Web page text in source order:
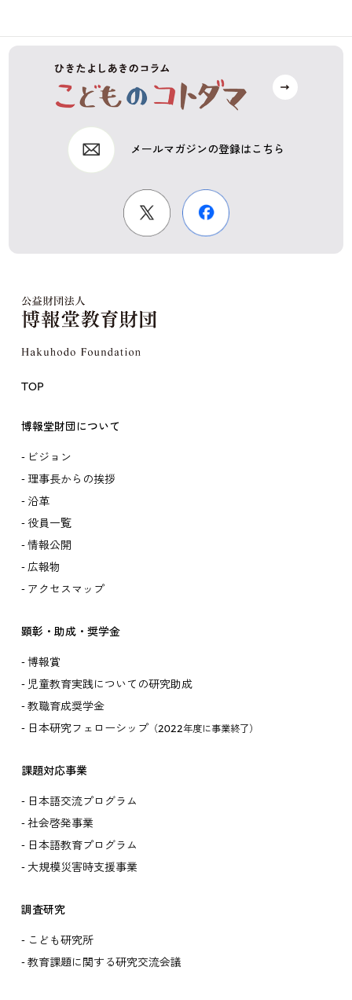
メールマガジンの登録はこちら
TOP
博報堂財団について
ビジョン
理事長からの挨拶
沿革
役員一覧
情報公開
広報物
アクセスマップ
顕彰・助成・奨学金
博報賞
児童教育実践についての研究助成
教職育成奨学金
日本研究フェローシップ（2022年度に事業終了）
課題対応事業
日本語交流プログラム
社会啓発事業
日本語教育プログラム
大規模災害時支援事業
調査研究
こども研究所
教育課題に関する研究交流会議